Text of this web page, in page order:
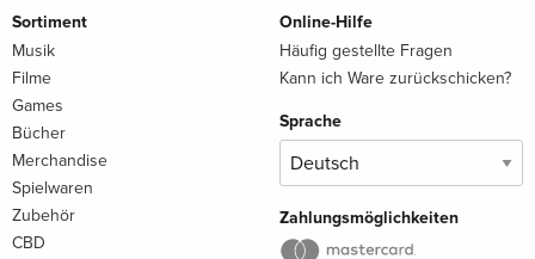
Sortiment
Musik
Filme
Games
Bücher
Merchandise
Spielwaren
Zubehör
CBD
Online-Hilfe
Häufig gestellte Fragen
Kann ich Ware zurückschicken?
Sprache
Zahlungsmöglichkeiten